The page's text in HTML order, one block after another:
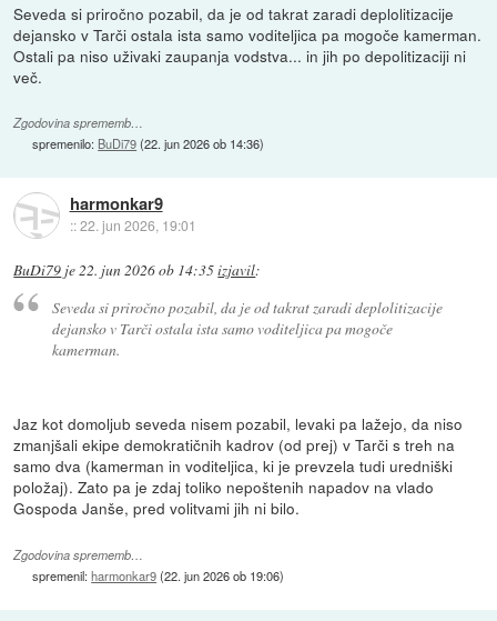
Seveda si priročno pozabil, da je od takrat zaradi deplolitizacije
dejansko v Tarči ostala ista samo voditeljica pa mogoče kamerman.
Ostali pa niso uživaki zaupanja vodstva... in jih po depolitizaciji ni
več.
Zgodovina sprememb…
spremenilo: BuDi79(22. jun 2026 ob 14:36)
harmonkar9
::22. jun 2026, 19:01
BuDi79 je22. jun 2026 ob 14:35izjavil:
Seveda si priročno pozabil, da je od takrat zaradi deplolitizacije
dejansko v Tarči ostala ista samo voditeljica pa mogoče
kamerman.
Jaz kot domoljub seveda nisem pozabil, levaki pa lažejo, da niso
zmanjšali ekipe demokratičnih kadrov (od prej) v Tarči s treh na
samo dva (kamerman in voditeljica, ki je prevzela tudi uredniški
položaj). Zato pa je zdaj toliko nepoštenih napadov na vlado
Gospoda Janše, pred volitvami jih ni bilo.
Zgodovina sprememb…
spremenil:harmonkar9(22. jun 2026 ob 19:06)